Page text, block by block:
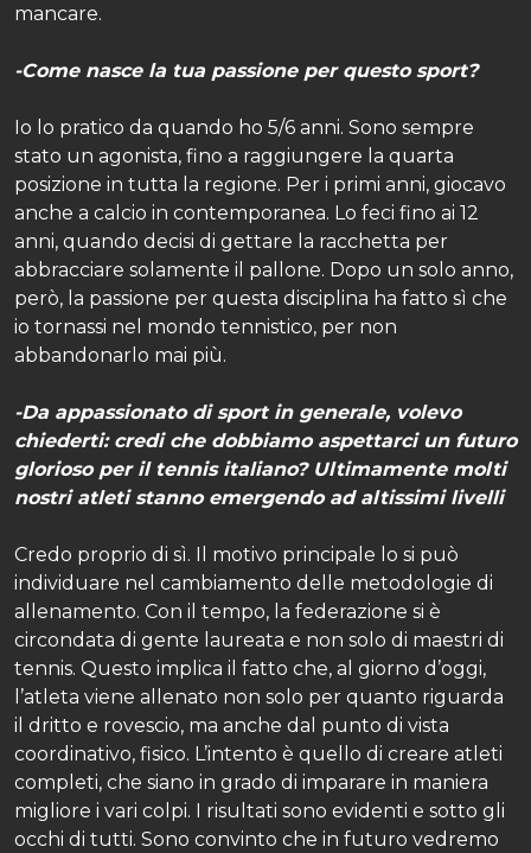
mancare.
-Come nasce la tua passione per questo sport?
Io lo pratico da quando ho 5/6 anni. Sono sempre
stato un agonista, fino a raggiungere la quarta
posizione in tutta la regione. Per i primi anni, giocavo
anche a calcio in contemporanea. Lo feci fino ai 12
anni, quando decisi di gettare la racchetta per
abbracciare solamente il pallone. Dopo un solo anno,
però, la passione per questa disciplina ha fatto sì che
io tornassi nel mondo tennistico, per non
abbandonarlo mai più.
-Da appassionato di sport in generale, volevo
chiederti: credi che dobbiamo aspettarci un futuro
glorioso per il tennis italiano? Ultimamente molti
nostri atleti stanno emergendo ad altissimi livelli
Credo proprio di sì. Il motivo principale lo si può
individuare nel cambiamento delle metodologie di
allenamento. Con il tempo, la federazione si è
circondata di gente laureata e non solo di maestri di
tennis. Questo implica il fatto che, al giorno d’oggi,
l’atleta viene allenato non solo per quanto riguarda
il dritto e rovescio, ma anche dal punto di vista
coordinativo, fisico. L’intento è quello di creare atleti
completi, che siano in grado di imparare in maniera
migliore i vari colpi. I risultati sono evidenti e sotto gli
occhi di tutti. Sono convinto che in futuro vedremo